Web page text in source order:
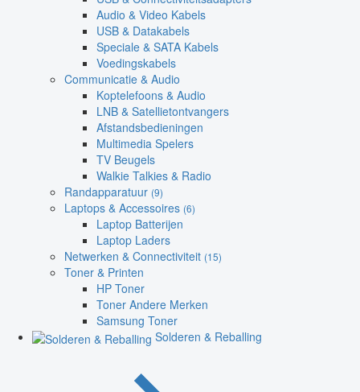
Audio & Video Kabels
USB & Datakabels
Speciale & SATA Kabels
Voedingskabels
Communicatie & Audio
Koptelefoons & Audio
LNB & Satellietontvangers
Afstandsbedieningen
Multimedia Spelers
TV Beugels
Walkie Talkies & Radio
Randapparatuur (9)
Laptops & Accessoires (6)
Laptop Batterijen
Laptop Laders
Netwerken & Connectiviteit (15)
Toner & Printen
HP Toner
Toner Andere Merken
Samsung Toner
Solderen & Reballing